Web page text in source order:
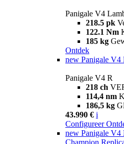
Panigale V4
218.5 pk
122.1 Nm
185 kg
Ontdek
new Panigale V4
Panigale V4 R
218 ch
114,4 nm
186,5 kg
43.990 € i
Configureer
new Panigale V4
Champion